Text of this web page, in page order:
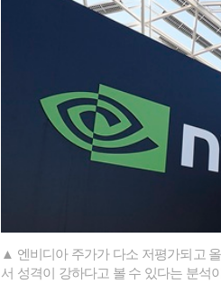
▲ 엔비디아 주가가 다소 저평가되고
서 성격이 강하다고 볼 수 있다는 분석